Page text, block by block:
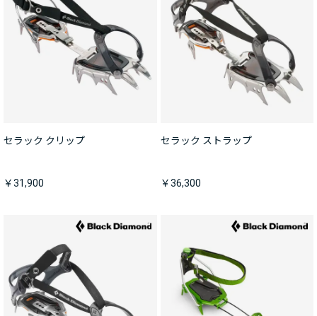
セラック クリップ
￥31,900
セラック ストラップ
￥36,300